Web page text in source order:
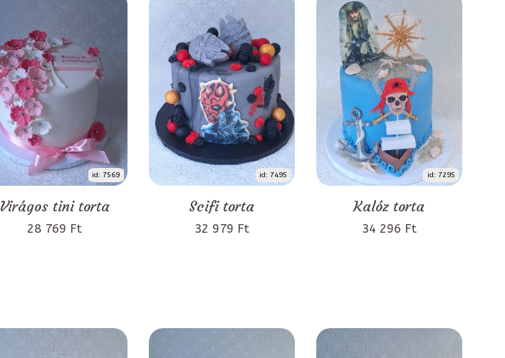
id: 7569
Virágos tini torta
28 769 Ft
id: 7495
Scifi torta
32 979 Ft
id: 7295
Kalóz torta
34 296 Ft